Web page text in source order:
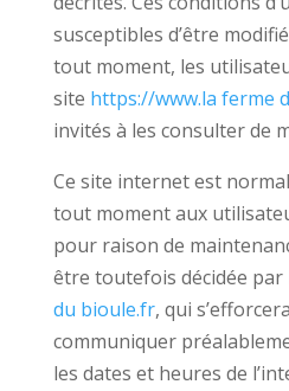
susceptibles d’être
tout moment, les
site https://www.la ferme
invités à les consulter de
Ce site internet est
tout moment aux
pour raison de
être toutefois décidée par
du bioule.fr, qui
communiquer
les dates et heures de